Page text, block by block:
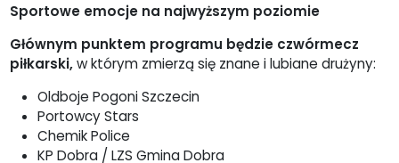
Sportowe emocje na najwyższym poziomie
Głównym punktem programu będzie czwórmecz
piłkarski,w którym zmierzą się znane i lubiane drużyny:
Oldboje Pogoni Szczecin
Portowcy Stars
Chemik Police
KP Dobra / LZS Gmina Dobra